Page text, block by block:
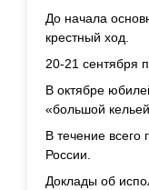
До начала
крестный ход.
20-21 сентября
В октябре
«большой
В течение всего
России.
Доклады об